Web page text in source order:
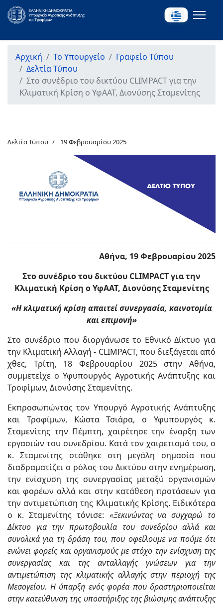
Αρχική Το Υπουργείο
Γραφείο Τύπου
Δελτία Τύπου
Στο συνέδριο του δικτύου CLIMPACT για την
Κλιματική Κρίση ο ΥφΑΑΤ, Διονύσης Σταμενίτης
Δελτία Τύπου 19 Φεβρουαρίου 2025
Αθήνα, 19 Φεβρουαρίου 2025
Στο συνέδριο του δικτύου CLIMPACTγια την
Κλιματική Κρίση ο ΥφΑΑΤ, Διονύσης Σταμενίτης
«Η κλιματική κρίση απαιτεί συνεργασία, καινοτομία
και επιμονή»
Στο συνέδριο που διοργάνωσε το Εθνικό Δίκτυο για
την Κλιματική Αλλαγή - CLIMPACT, που διεξάγεται από
χθες, Τρίτη, 18 Φεβρουαρίου 2025 στην Αθήνα,
συμμετείχε ο Υφυπουργός Αγροτικής Ανάπτυξης και
Τροφίμων, Διονύσης Σταμενίτης.
Εκπροσωπώντας τον Υπουργό Αγροτικής Ανάπτυξης
και Τροφίμων, Κώστα Τσιάρα, ο Υφυπουργός κ.
Σταμενίτης την Πέμπτη, χαιρέτησε την έναρξη των
εργασιών του συνεδρίου. Κατά τον χαιρετισμό του, ο
κ. Σταμενίτης στάθηκε στη μεγάλη σημασία που
διαδραματίζει ο ρόλος του Δικτύου στην ενημέρωση,
την ενίσχυση της συνεργασίας μεταξύ οργανισμών
και φορέων αλλά και στην κατάθεση προτάσεων για
την αντιμετώπιση της Κλιματικής Κρίσης. Ειδικότερα
ο κ. Σταμενίτης τόνισε: «Ξεκινώντας να συγχαρώ το
Δίκτυο για την πρωτοβουλία του συνεδρίου αλλά και
συνολικά για τη δράση του, που οφείλουμε να πούμε ότι
ενώνει φορείς και οργανισμούς μεστόχο την ενίσχυση της
συνεργασίας και της ανταλλαγής γνώσεων για την
αντιμετώπιση της κλιματικής αλλαγής στην περιοχή της
Μεσογείου. Η ύπαρξη ενός φορέα που δραστηριοποιείται
στην κατεύθυνση της υποστήριξης της βιώσιμης ανάπτυξης